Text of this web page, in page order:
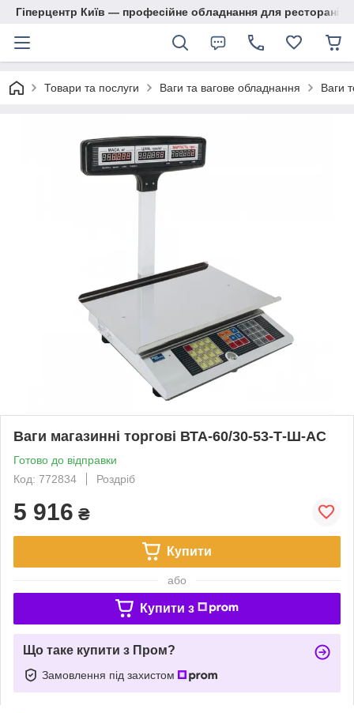
Гіперцентр Київ — професійне обладнання для ресторанів,
Товари та послуги Ваги та вагове обладнання Ваги
Ваги магазинні торгові ВТА-60/30-53-Т-Ш-АС
Готово до відправки
Код: 772834
Роздріб
5 916 ₴
Купити
або
Купити з
Що таке купити з Пром?
Замовлення під захистом